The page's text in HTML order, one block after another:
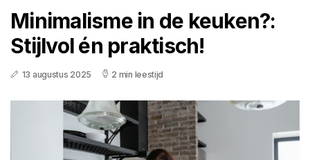
Minimalisme in de keuken?:
Stijlvol én praktisch!
13 augustus 2025 2 min leestijd